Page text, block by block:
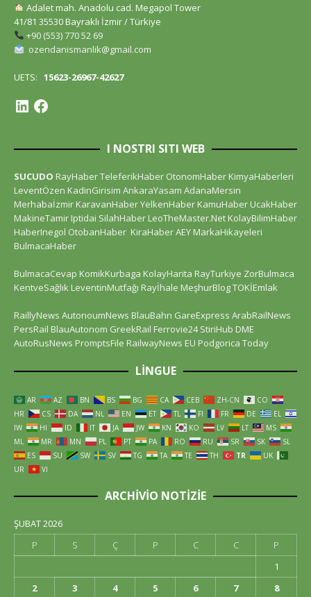
Adalet mah. Anadolu cad. Megapol Tower
41/81 35530 Bayraklı İzmir / Türkiye
+90 (553) 770 52 69
ozendanismanlik@gmail.com
UETS: 15623-26967-42627
I NOSTRI SITI WEB
SUCUDO RayHaberTeleferikHaber OtonomHaber KimyaHaberleri
LeventÖzen KadinGirisim AnkaraYasam AdanaMersin
Merhabaİzmir KaravanHaberYelkenHaber KamuHaber UcakHaber
MakineTamir Iptidai SilahHaber LeoTheMaster.Net KolayBilimHaber
HaberInegol OtobanHaber KiraHaberAEY MarkaHikayeleri
BulmacaHaber
BulmacaCevap KomikKurbaga KolayHarita RayTurkiye ZorBulmaca
KentveSağlık LeventinMutfağı Rayİhale MeşhurBlogTOKİEmlak
RaillyNews AutonoumNews BlauBahn GareExpress ArabRailNews
PersRail BlauAutonom GreekRail Ferrovie24 StiriHub DME
AutoRusNews PromptsFile RailwayNews EU Podgorica Today
LINGUE
AR AZ BN BS BG CA CEB ZH-CN
CO
HR
CS DA NL EN ET TL FI FR DE
EL
IW
HI ID IT JA JW KN KO LV LT
MS
ML
MR MN PL PT PA RO RU SR SK
SL
ES
SU SW SV TG TA TE TH TR
UK
UR
VI
ARCHIVIO NOTIZIE
ŞUBAT 2026
P
S Ç P C C
P
1
2
3 4 5 6 7 8